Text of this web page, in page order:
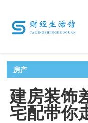
房产
建房装饰
宅配带你